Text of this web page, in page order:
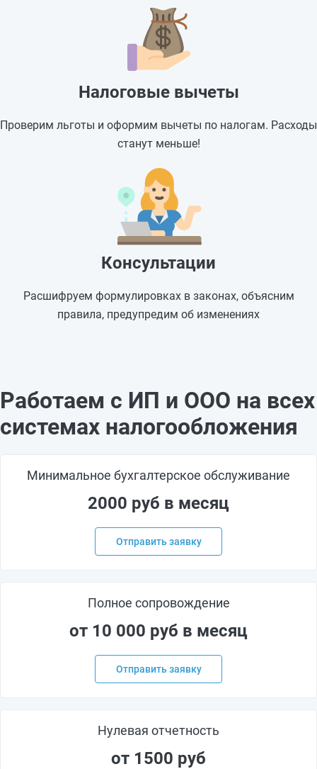
Налоговые вычеты
Проверим льготы и оформим вычеты по налогам. Расходы
станут меньше!
Консультации
Расшифруем формулировках в законах, объясним
правила, предупредим об изменениях
Работаем с ИП и ООО на всех
системах налогообложения
Минимальное бухгалтерское обслуживание
2000 руб в месяц
Отправить заявку
Полное сопровождение
от 10 000 руб в месяц
Отправить заявку
Нулевая отчетность
от 1500 руб